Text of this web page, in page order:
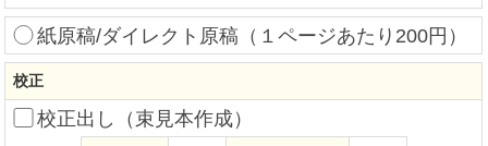
紙原稿/ダイレクト原稿（１ページあたり200円）
校正
校正出し（束見本作成）